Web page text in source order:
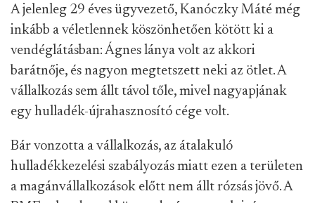
A jelenleg 29 éves ügyvezető, Kanóczky Máté még
inkább a véletlennek köszönhetően kötött ki a
vendéglátásban: Ágnes lánya volt az akkori
barátnője, és nagyon megtetszett neki az ötlet. A
vállalkozás sem állt távol tőle, mivel nagyapjának
egy hulladék-újrahasznosító cége volt.
Bár vonzotta a vállalkozás, az átalakuló
hulladékkezelési szabályozás miatt ezen a területen
a magánvállalkozások előtt nem állt rózsás jövő. A